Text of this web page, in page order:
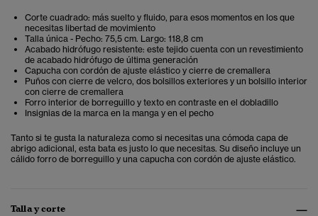
Corte cuadrado: más suelto y fluido, para esos momentos en los que
necesitas libertad de movimiento
Talla única - Pecho: 75,5 cm. Largo: 118,8 cm
Acabado hidrófugo resistente: este tejido cuenta con un revestimiento
de acabado hidrófugo de última generación
Capucha con cordón de ajuste elástico y cierre de cremallera
Puños con cierre de velcro, dos bolsillos exteriores y un bolsillo interior
con cierre de cremallera
Forro interior de borreguillo y texto en contraste en el dobladillo
Insignias de la marca en la manga y en el pecho
Tanto si te gusta la naturaleza como si necesitas una cómoda capa de
abrigo adicional, esta bata es justo lo que necesitas. Su diseño incluye un
cálido forro de borreguillo y una capucha con cordón de ajuste elástico.
Talla y corte